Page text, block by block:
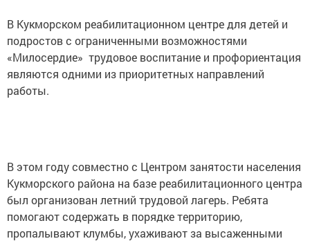
В Кукморском реабилитационном центре для детей и
подростов с ограниченными возможностями
«Милосердие» трудовое воспитание и профориентация
являются одними из приоритетных направлений
работы.
В этом году совместно с Центром занятости населения
Кукморского района на базе реабилитационного центра
был организован летний трудовой лагерь. Ребята
помогают содержать в порядке территорию,
пропалывают клумбы, ухаживают за высаженными